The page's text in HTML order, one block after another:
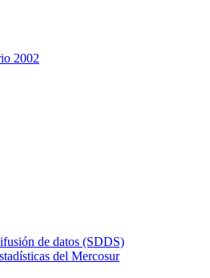
2002
de datos (SDDS)
del Mercosur